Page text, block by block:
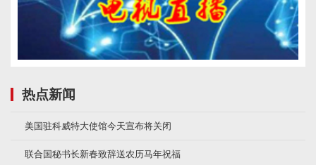
热点新闻
美国驻科威特大使馆今天宣布将关闭
联合国秘书长新春致辞送农历马年祝福